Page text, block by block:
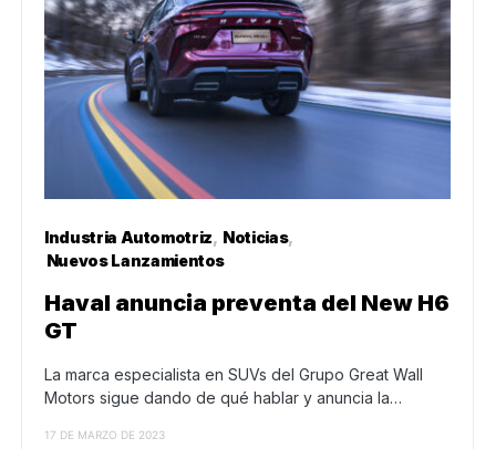
Industria Automotriz
Noticias
Nuevos Lanzamientos
Haval anuncia preventa del New H6
GT
La marca especialista en SUVs del Grupo Great Wall
Motors sigue dando de qué hablar y anuncia la…
17 DE MARZO DE 2023